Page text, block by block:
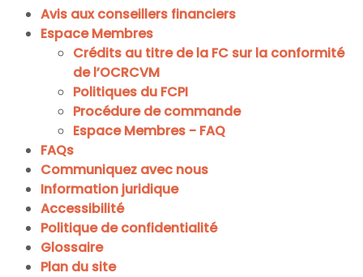
Avis aux conseillers financiers
Espace Membres
Crédits au titre de la FC sur la conformité
de l’OCRCVM
Politiques du FCPI
Procédure de commande
Espace Membres - FAQ
FAQs
Communiquez avec nous
Information juridique
Accessibilité
Politique de confidentialité
Glossaire
Plan du site